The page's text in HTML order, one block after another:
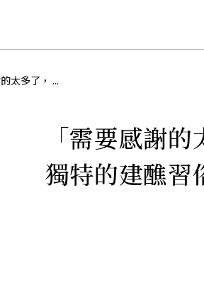
太多了， ...
「需要感謝
獨特的建醮習